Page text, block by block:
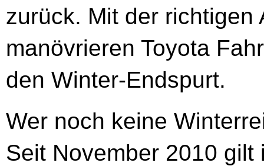
zurück. Mit der richtigen
manövrieren Toyota
den Winter-Endspurt.
Wer noch keine
Seit November 2010